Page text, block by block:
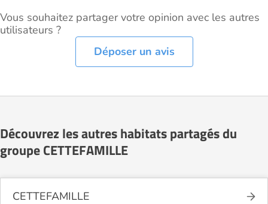
Vous souhaitez partager votre opinion avec les autres
utilisateurs ?
Déposer un avis
Découvrez les autres habitats partagés du
groupe CETTEFAMILLE
CETTEFAMILLE